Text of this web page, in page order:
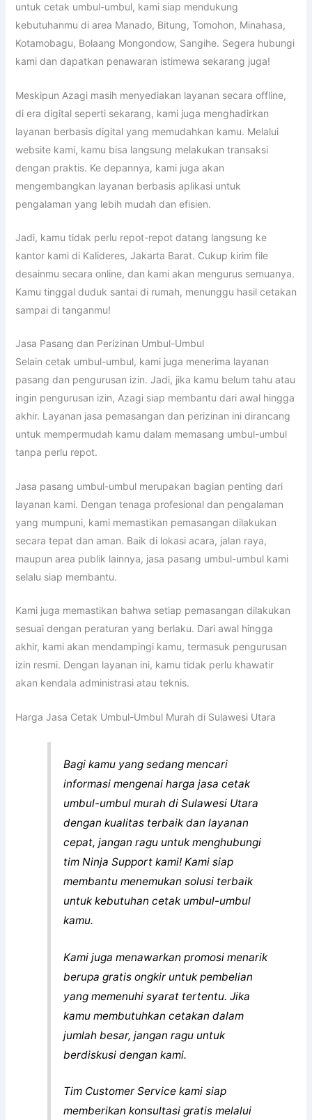
untuk cetak umbul-umbul, kami siap mendukung
kebutuhanmu di area Manado, Bitung, Tomohon, Minahasa,
Kotamobagu, Bolaang Mongondow, Sangihe. Segera hubungi
kami dan dapatkan penawaran istimewa sekarang juga!
Meskipun Azagi masih menyediakan layanan secara offline,
di era digital seperti sekarang, kami juga menghadirkan
layanan berbasis digital yang memudahkan kamu. Melalui
website kami, kamu bisa langsung melakukan transaksi
dengan praktis. Ke depannya, kami juga akan
mengembangkan layanan berbasis aplikasi untuk
pengalaman yang lebih mudah dan efisien.
Jadi, kamu tidak perlu repot-repot datang langsung ke
kantor kami di Kalideres, Jakarta Barat. Cukup kirim file
desainmu secara online, dan kami akan mengurus semuanya.
Kamu tinggal duduk santai di rumah, menunggu hasil cetakan
sampai di tanganmu!
Jasa Pasang dan Perizinan Umbul-Umbul
Selain cetak umbul-umbul, kami juga menerima layanan
pasang dan pengurusan izin. Jadi, jika kamu belum tahu atau
ingin pengurusan izin, Azagi siap membantu dari awal hingga
akhir. Layanan jasa pemasangan dan perizinan ini dirancang
untuk mempermudah kamu dalam memasang umbul-umbul
tanpa perlu repot.
Jasa pasang umbul-umbul merupakan bagian penting dari
layanan kami. Dengan tenaga profesional dan pengalaman
yang mumpuni, kami memastikan pemasangan dilakukan
secara tepat dan aman. Baik di lokasi acara, jalan raya,
maupun area publik lainnya, jasa pasang umbul-umbul kami
selalu siap membantu.
Kami juga memastikan bahwa setiap pemasangan dilakukan
sesuai dengan peraturan yang berlaku. Dari awal hingga
akhir, kami akan mendampingi kamu, termasuk pengurusan
izin resmi. Dengan layanan ini, kamu tidak perlu khawatir
akan kendala administrasi atau teknis.
Harga Jasa Cetak Umbul-Umbul Murah di Sulawesi Utara
Bagi kamu yang sedang mencari
informasi mengenai harga jasa cetak
umbul-umbul murah di Sulawesi Utara
dengan kualitas terbaik dan layanan
cepat, jangan ragu untuk menghubungi
tim Ninja Support kami! Kami siap
membantu menemukan solusi terbaik
untuk kebutuhan cetak umbul-umbul
kamu.
Kami juga menawarkan promosi menarik
berupa gratis ongkir untuk pembelian
yang memenuhi syarat tertentu. Jika
kamu membutuhkan cetakan dalam
jumlah besar, jangan ragu untuk
berdiskusi dengan kami.
Tim Customer Service kami siap
memberikan konsultasi gratis melalui